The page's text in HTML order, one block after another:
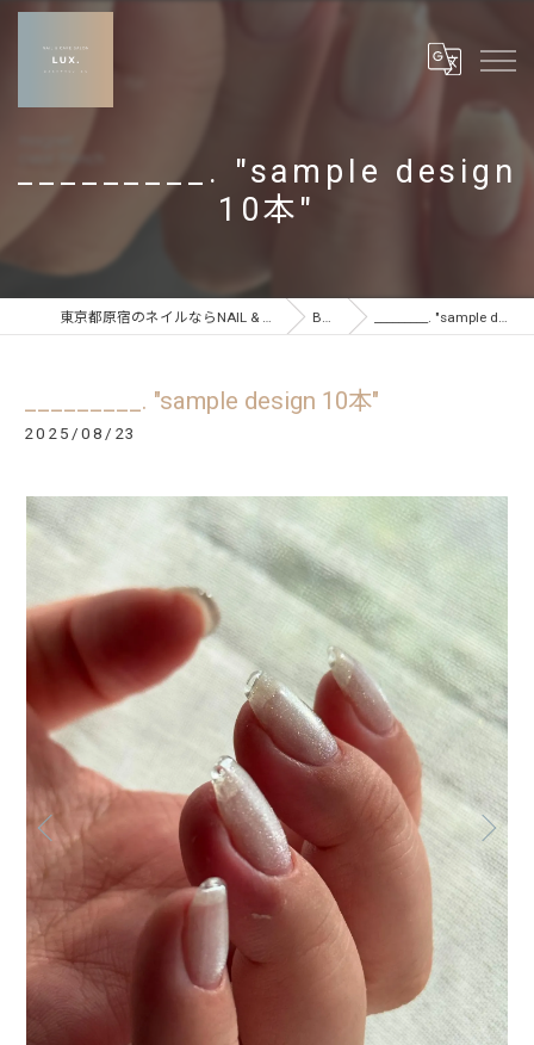
_________. "sample design
10本"
東京都原宿のネイルならNAIL & CARE SALON LUX BLOG _________. "sample design 10本"
_________. "sample design 10本"
2025/08/23